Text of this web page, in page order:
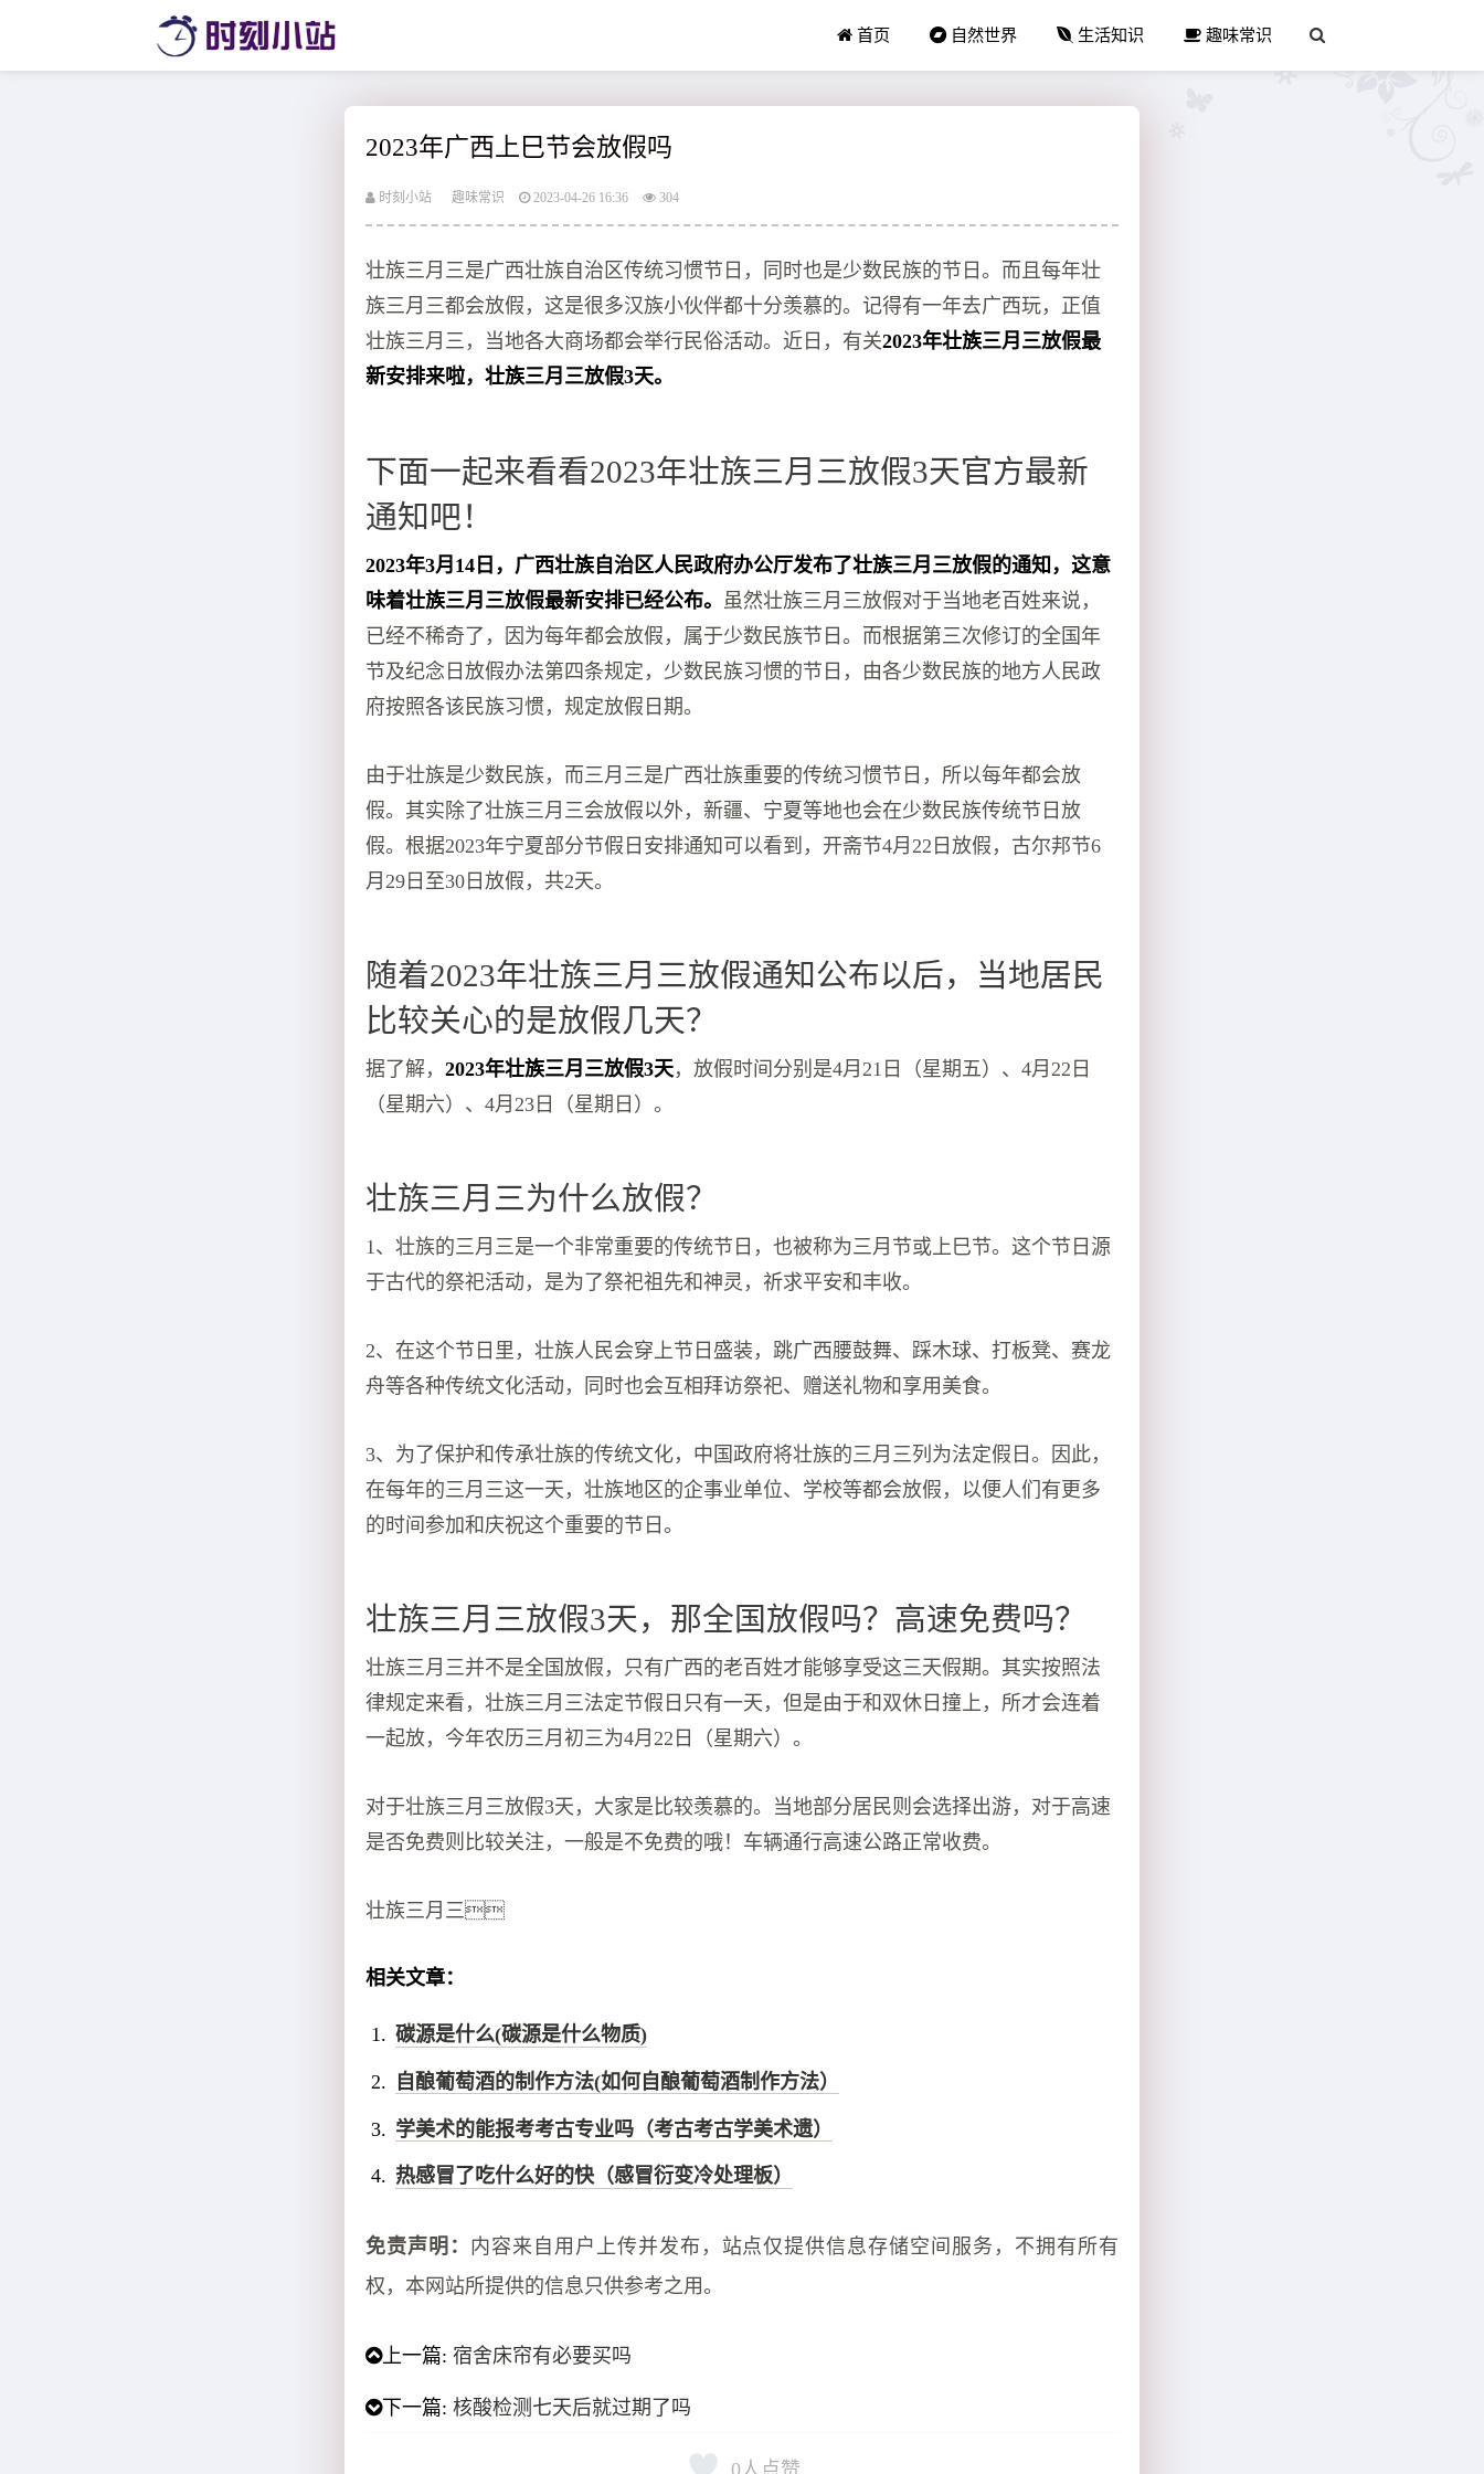
首页 自然世界 生活知识 趣味常识
2023年广西上巳节会放假吗
时刻小站 趣味常识 2023-04-26 16:36 304
壮族三月三是广西壮族自治区传统习惯节日，同时也是少数民族的节日。而且每年壮
族三月三都会放假，这是很多汉族小伙伴都十分羡慕的。记得有一年去广西玩，正值
壮族三月三，当地各大商场都会举行民俗活动。近日，有关2023年壮族三月三放假最
新安排来啦，壮族三月三放假3天。
下面一起来看看2023年壮族三月三放假3天官方最新
通知吧！
2023年3月14日，广西壮族自治区人民政府办公厅发布了壮族三月三放假的通知，这意
味着壮族三月三放假最新安排已经公布。 虽然壮族三月三放假对于当地老百姓来说，
已经不稀奇了，因为每年都会放假，属于少数民族节日。而根据第三次修订的全国年
节及纪念日放假办法第四条规定，少数民族习惯的节日，由各少数民族的地方人民政
府按照各该民族习惯，规定放假日期。
由于壮族是少数民族，而三月三是广西壮族重要的传统习惯节日，所以每年都会放
假。其实除了壮族三月三会放假以外，新疆、宁夏等地也会在少数民族传统节日放
假。根据2023年宁夏部分节假日安排通知可以看到，开斋节4月22日放假，古尔邦节6
月29日至30日放假，共2天。
随着2023年壮族三月三放假通知公布以后，当地居民
比较关心的是放假几天？
据了解，2023年壮族三月三放假3天，放假时间分别是4月21日（星期五）、4月22日
（星期六）、4月23日（星期日）。
壮族三月三为什么放假？
1、壮族的三月三是一个非常重要的传统节日，也被称为三月节或上巳节。这个节日源
于古代的祭祀活动，是为了祭祀祖先和神灵，祈求平安和丰收。
2、在这个节日里，壮族人民会穿上节日盛装，跳广西腰鼓舞、踩木球、打板凳、赛龙
舟等各种传统文化活动，同时也会互相拜访祭祀、赠送礼物和享用美食。
3、为了保护和传承壮族的传统文化，中国政府将壮族的三月三列为法定假日。因此，
在每年的三月三这一天，壮族地区的企事业单位、学校等都会放假，以便人们有更多
的时间参加和庆祝这个重要的节日。
壮族三月三放假3天，那全国放假吗？高速免费吗？
壮族三月三并不是全国放假，只有广西的老百姓才能够享受这三天假期。其实按照法
律规定来看，壮族三月三法定节假日只有一天，但是由于和双休日撞上，所才会连着
一起放，今年农历三月初三为4月22日（星期六）。
对于壮族三月三放假3天，大家是比较羡慕的。当地部分居民则会选择出游，对于高速
是否免费则比较关注，一般是不免费的哦！车辆通行高速公路正常收费。
壮族三月三
相关文章：
碳源是什么(碳源是什么物质)
自酿葡萄酒的制作方法(如何自酿葡萄酒制作方法）
学美术的能报考考古专业吗（考古考古学美术遗）
热感冒了吃什么好的快（感冒衍变冷处理板）
免责声明： 内容来自用户上传并发布，站点仅提供信息存储空间服务，不拥有所有
权，本网站所提供的信息只供参考之用。
上一篇:宿舍床帘有必要买吗
下一篇:核酸检测七天后就过期了吗
0 人点赞